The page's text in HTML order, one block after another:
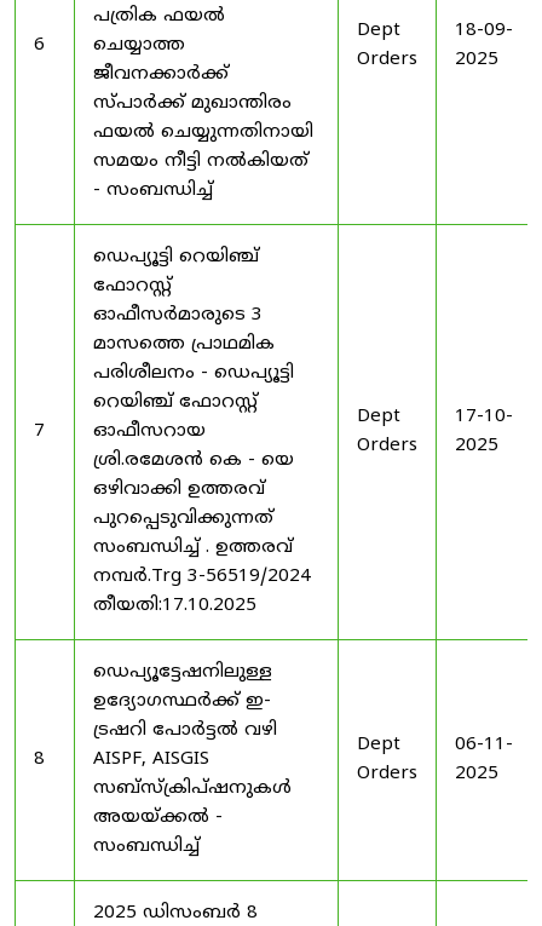
6
പത്രിക ഫയൽ
ചെയ്യാത്ത
ജീവനക്കാർക്ക്
സ്പാർക്ക് മുഖാന്തിരം
ഫയൽ ചെയ്യുന്നതിനായി
സമയം നീട്ടി നൽകിയത്
- സംബന്ധിച്ച്
Dept
Orders
18-09-
2025
7
ഡെപ്യൂട്ടി റെയിഞ്ച്
ഫോറസ്റ്റ്
ഓഫീസർമാരുടെ 3
മാസത്തെ പ്രാഥമിക
പരിശീലനം - ഡെപ്യൂട്ടി
റെയിഞ്ച് ഫോറസ്റ്റ്
ഓഫീസറായ
ശ്രി.രമേശൻ കെ - യെ
ഒഴിവാക്കി ഉത്തരവ്
പുറപ്പെടുവിക്കുന്നത്
സംബന്ധിച്ച് . ഉത്തരവ്
നമ്പർ.Trg 3-56519/2024
തീയതി:17.10.2025
Dept
Orders
17-10-
2025
8
ഡെപ്യൂട്ടേഷനിലുള്ള
ഉദ്യോഗസ്ഥർക്ക് ഇ-
ട്രഷറി പോർട്ടൽ വഴി
AISPF, AISGIS
സബ്‌സ്‌ക്രിപ്‌ഷനുകൾ
അയയ്ക്കൽ -
സംബന്ധിച്ച്
Dept
Orders
06-11-
2025
2025 ഡിസംബർ 8